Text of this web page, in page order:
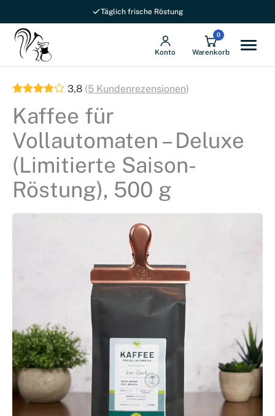
Täglich frische Röstung
Konto
0
Warenkorb
3,8 (5 Kundenrezensionen)
Kaffee für
Vollautomaten – Deluxe
(Limitierte Saison-
Röstung), 500 g